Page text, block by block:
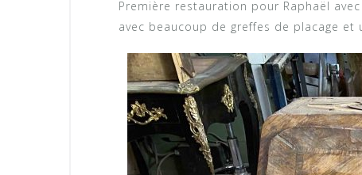
Première restauration pour Raphaël
avec beaucoup de greffes de placage